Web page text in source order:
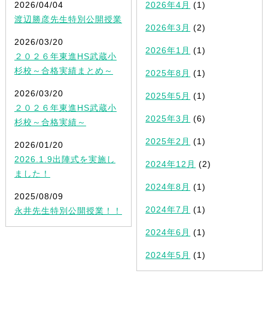
2026/04/04
渡辺勝彦先生特別公開授業
2026/03/20
２０２６年東進HS武蔵小
杉校～合格実績まとめ～
2026/03/20
２０２６年東進HS武蔵小
杉校～合格実績～
2026/01/20
2026.1.9出陣式を実施し
ました！
2025/08/09
永井先生特別公開授業！！
2026年4月 (1)
2026年3月 (2)
2026年1月 (1)
2025年8月 (1)
2025年5月 (1)
2025年3月 (6)
2025年2月 (1)
2024年12月 (2)
2024年8月 (1)
2024年7月 (1)
2024年6月 (1)
2024年5月 (1)